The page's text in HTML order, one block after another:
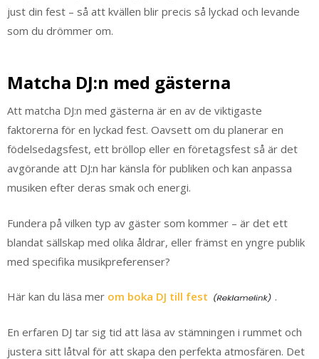
just din fest – så att kvällen blir precis så lyckad och levande
som du drömmer om.
Matcha DJ:n med gästerna
Att matcha DJ:n med gästerna är en av de viktigaste
faktorerna för en lyckad fest. Oavsett om du planerar en
födelsedagsfest, ett bröllop eller en företagsfest så är det
avgörande att DJ:n har känsla för publiken och kan anpassa
musiken efter deras smak och energi.
Fundera på vilken typ av gäster som kommer – är det ett
blandat sällskap med olika åldrar, eller främst en yngre publik
med specifika musikpreferenser?
Här kan du läsa mer om boka DJ till fest .
En erfaren DJ tar sig tid att läsa av stämningen i rummet och
justera sitt låtval för att skapa den perfekta atmosfären. Det